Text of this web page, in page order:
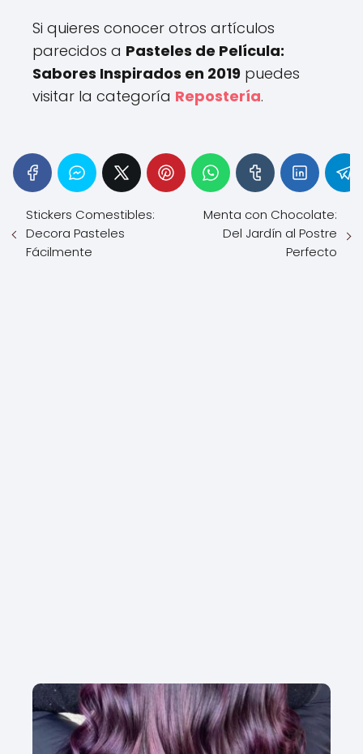
Si quieres conocer otros artículos
parecidos a Pasteles de Película:
Sabores Inspirados en 2019 puedes
visitar la categoría Repostería.
Stickers Comestibles:
Decora Pasteles
Fácilmente
Menta con Chocolate:
Del Jardín al Postre
Perfecto